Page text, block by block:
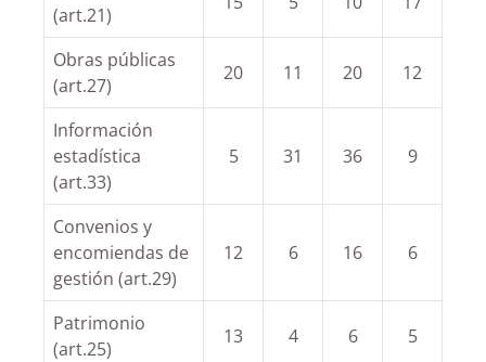
(art.21)
Obras públicas
(art.27)
20 11 20 12
Información
estadística
(art.33)
5 31 36 9
Convenios y
encomiendas de
gestión (art.29)
12 6 16 6
Patrimonio
(art.25)
13 4 6 5